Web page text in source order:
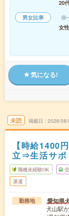
20
男女比率
女性
気になる!
未読 掲載日 2026/08/
【時給1400
立⇒生活サポ
職種未経験OK
派遣
勤務地 愛知県
犬山駅